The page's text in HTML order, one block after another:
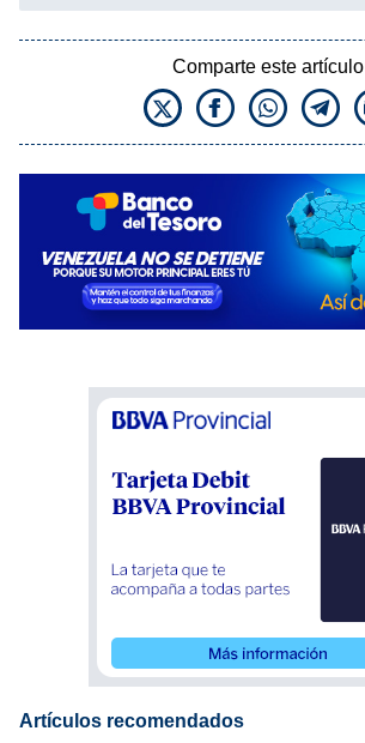
Comparte este artículo
Artículos recomendados